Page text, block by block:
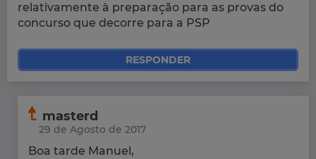
relativamente à preparação para as provas do
concurso que decorre para a PSP
RESPONDER
masterd
29 de Agosto de 2017
Boa tarde Manuel,